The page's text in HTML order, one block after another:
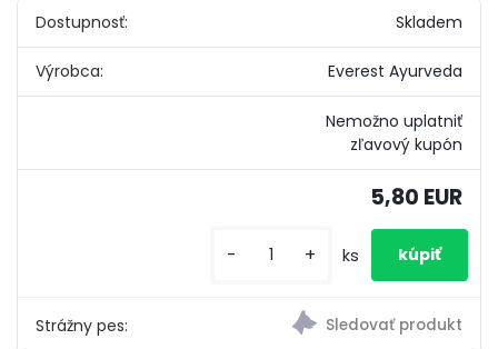
Dostupnosť: Skladem
Výrobca: Everest Ayurveda
Nemožno uplatniť
zľavový kupón
5,80 EUR
Strážny pes:
- + ks